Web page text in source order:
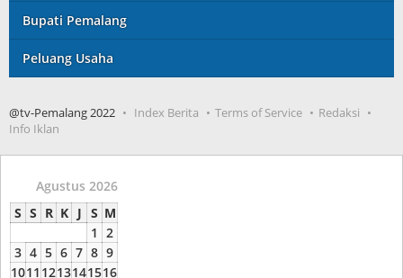
Bupati Pemalang
Peluang Usaha
@tv-Pemalang 2022 Index Berita Terms of Service
Redaksi
Info Iklan
Agustus 2026
S S R K J S M
1 2
3 4 5 6 7 8 9
1011 1213141516